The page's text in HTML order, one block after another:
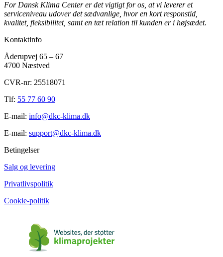
For Dansk Klima Center er det vigtigt for os, at vi leverer et
serviceniveau udover det sædvanlige, hvor en kort responstid,
kvalitet, fleksibilitet, samt en tæt relation til kunden er i højsædet.
Kontaktinfo
Åderupvej 65 – 67
4700 Næstved
CVR-nr: 25518071
Tlf: 55 77 60 90
E-mail: info@dkc-klima.dk
E-mail: support@dkc-klima.dk
Betingelser
Salg og levering
Privatlivspolitik
Cookie-politik